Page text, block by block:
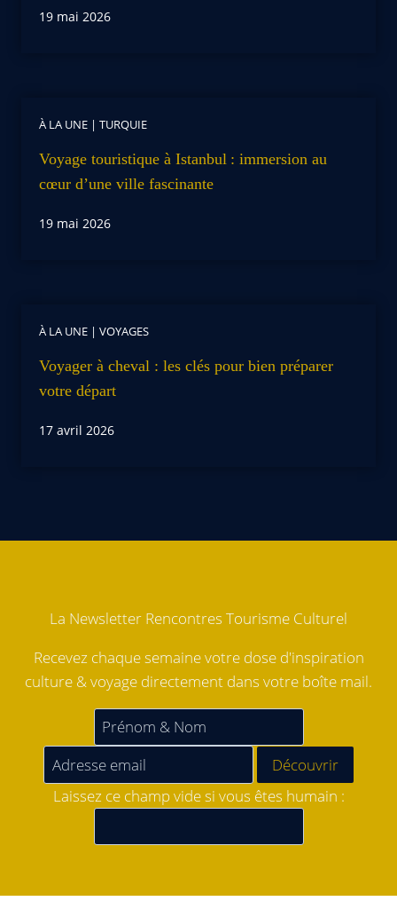
19 mai 2026
À LA UNE | TURQUIE
Voyage touristique à Istanbul : immersion au
cœur d’une ville fascinante
19 mai 2026
À LA UNE | VOYAGES
Voyager à cheval : les clés pour bien préparer
votre départ
17 avril 2026
La Newsletter Rencontres Tourisme Culturel
Recevez chaque semaine votre dose d'inspiration
culture & voyage directement dans votre boîte mail.
Laissez ce champ vide si vous êtes humain :